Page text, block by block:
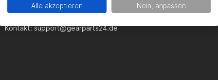
Im Langgewann 5-7
Kontakt:support@gearparts24.de
Alle akzeptieren Nein, anpassen